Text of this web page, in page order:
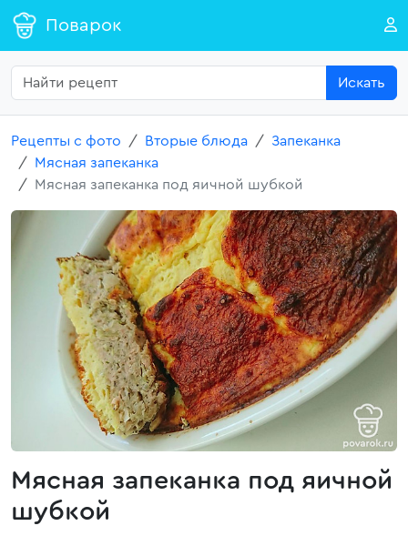
Поварок
Искать
Рецепты с фото Вторые блюда
Запеканка
Мясная запеканка
Мясная запеканка под яичной шубкой
Мясная запеканка под яичной
шубкой